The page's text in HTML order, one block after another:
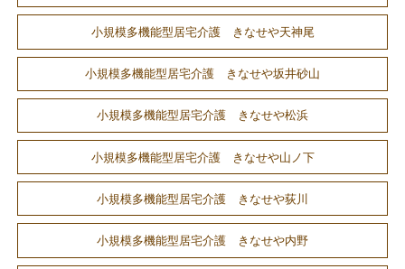
小規模多機能型居宅介護 きなせや天神尾
小規模多機能型居宅介護 きなせや坂井砂山
小規模多機能型居宅介護 きなせや松浜
小規模多機能型居宅介護 きなせや山ノ下
小規模多機能型居宅介護 きなせや荻川
小規模多機能型居宅介護 きなせや内野